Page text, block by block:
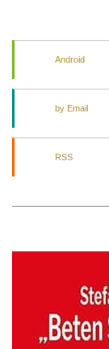
Android
by Email
RSS